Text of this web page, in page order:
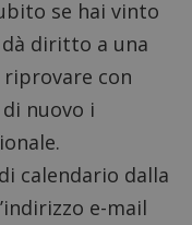
se hai vinto
diritto a una
con
nuovo i
calendario dalla
e-mail